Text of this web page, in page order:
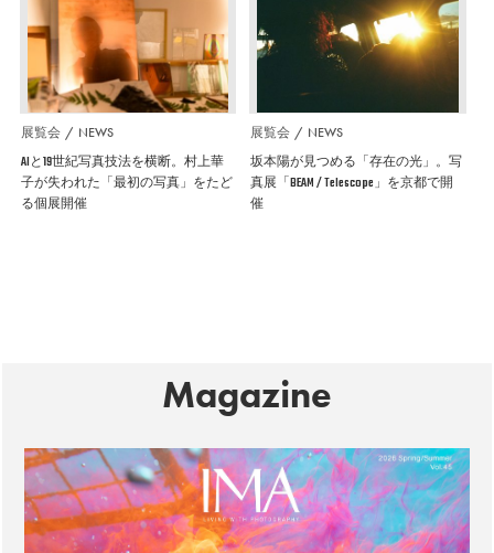
展覧会 NEWS
AIと19世紀写真技法を横断。村上華
子が失われた「最初の写真」をたど
る個展開催
展覧会 NEWS
坂本陽が見つめる「存在の光」。写
真展「BEAM / Telescope」を京都で開
催
Magazine